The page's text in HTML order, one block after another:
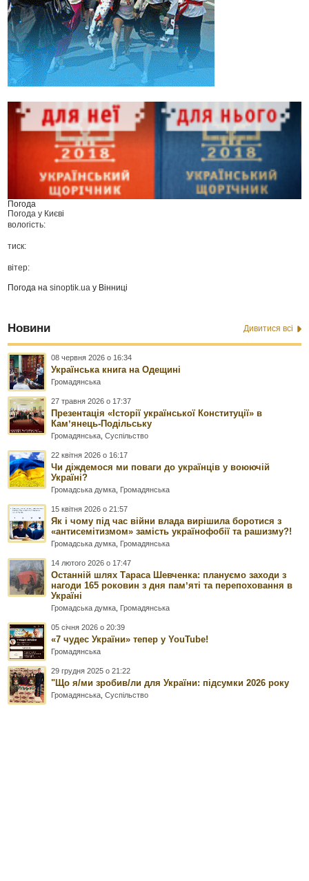
Погода
Погода у Києві
вологість:
тиск:
вітер:
Погода наsinoptik.ua у Вінниці
Новини Дивитися всі
08 червня 2026 о 16:34
Українська книга на Одещині
Громадянська
27 травня 2026 о 17:37
Презентація «Історії української Конституції» в
Камʼянець-Подільську
Громадянська ,Суспільство
22 квітня 2026 о 16:17
Чи діждемося ми поваги до українців у воюючій
Україні?
Громадська думка Громадянська
15 квітня 2026 о 21:57
Як і чому під час війни влада вирішила боротися з
«антисемітизмом» замість українофобії та рашизму?!
Громадська думка Громадянська
14 лютого 2026 о 17:47
Останній шлях Тараса Шевченка: плануємо заходи з
нагоди 165 роковин з дня памʼяті та перепоховання в
Україні
Громадська думка Громадянська
05 січня 2026 о 20:39
«7 чудес України» тепер у YouTube!
Громадянська
29 грудня 2025 о 21:22
"Що я/ми зробив/ли для України: підсумки 2026 року
Громадянська ,Суспільство